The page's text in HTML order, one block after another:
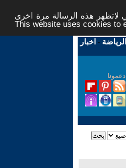
هذه الرسالة مرة اخرى -
This website uses cookies to
- اخبار